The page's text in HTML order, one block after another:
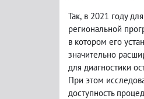
Так, в 2021 году
региональной
в котором его
значительно
для диагностики
При этом
доступность